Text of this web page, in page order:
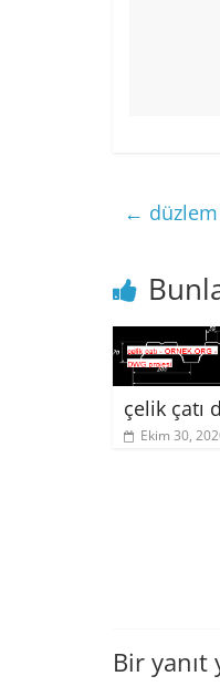
←
çelik çatı
Ekim 30,
Bir yanıt